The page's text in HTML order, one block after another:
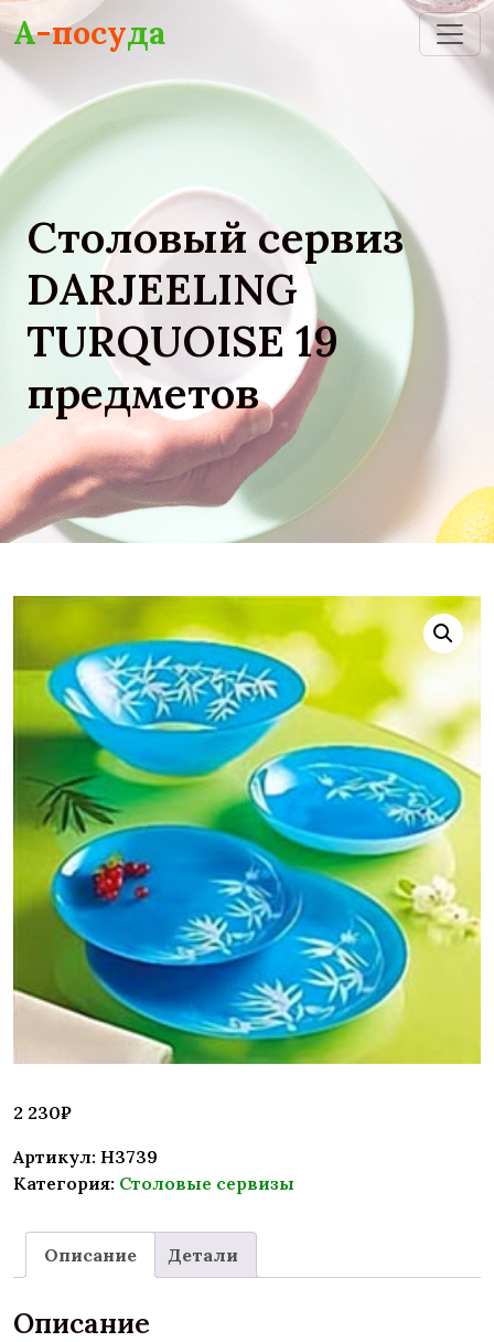
Skip to main content
А-посуда
Столовый сервиз
DARJEELING
TURQUOISE 19
предметов
2 230₽
Артикул: H3739
Категория: Столовые сервизы
Описание Детали
Описание